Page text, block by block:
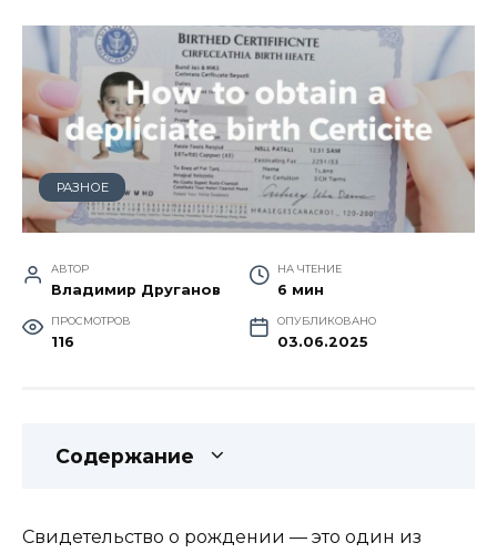
РАЗНОЕ
АВТОР
Владимир Друганов
НА ЧТЕНИЕ
6 мин
ПРОСМОТРОВ
116
ОПУБЛИКОВАНО
03.06.2025
Содержание
Свидетельство о рождении — это один из